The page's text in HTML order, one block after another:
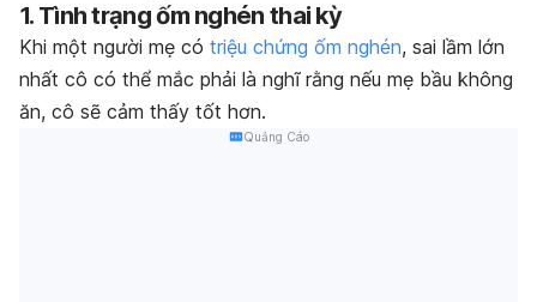
1. Tình trạng ốm nghén thai kỳ
Khi một người mẹ có triệu chứng ốm nghén, sai lầm lớn
nhất cô có thể mắc phải là nghĩ rằng nếu mẹ bầu không
ăn, cô sẽ cảm thấy tốt hơn.
Quảng Cáo